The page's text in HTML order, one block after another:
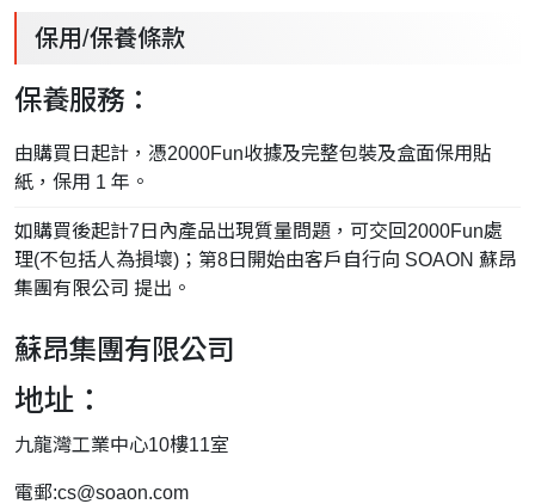
保用/保養條款
保養服務：
由購買日起計，憑2000Fun收據及完整包裝及盒面保用貼
紙，保用 1 年。
如購買後起計7日內產品出現質量問題，可交回2000Fun處
理(不包括人為損壞)；第8日開始由客戶自行向 SOAON 蘇昂
集團有限公司 提出。
蘇昂集團有限公司
地址：
九龍灣工業中心10樓11室
電郵:cs@soaon.com